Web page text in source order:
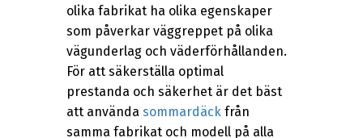
olika fabrikat ha olika egenskaper
som påverkar väggreppet på olika
vägunderlag och väderförhållanden.
För att säkerställa optimal
prestanda och säkerhet är det bäst
att användasommardäck från
samma fabrikat och modell på alla